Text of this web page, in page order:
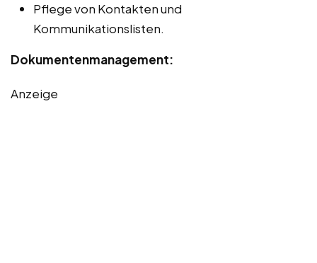
Pflege von Kontakten und
Kommunikationslisten.
Dokumentenmanagement:
Anzeige